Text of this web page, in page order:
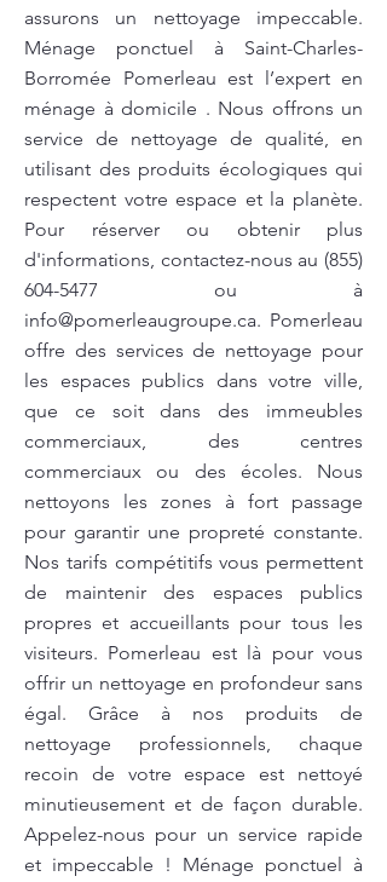
assurons un nettoyage impeccable.
Ménage ponctuel à Saint-Charles-
Borromée Pomerleau est l’expert en
ménage à domicile . Nous offrons un
service de nettoyage de qualité, en
utilisant des produits écologiques qui
respectent votre espace et la planète.
Pour réserver ou obtenir plus
d'informations, contactez-nous au (855)
604-5477 ou à
info@pomerleaugroupe.ca. Pomerleau
offre des services de nettoyage pour
les espaces publics dans votre ville,
que ce soit dans des immeubles
commerciaux, des centres
commerciaux ou des écoles. Nous
nettoyons les zones à fort passage
pour garantir une propreté constante.
Nos tarifs compétitifs vous permettent
de maintenir des espaces publics
propres et accueillants pour tous les
visiteurs. Pomerleau est là pour vous
offrir un nettoyage en profondeur sans
égal. Grâce à nos produits de
nettoyage professionnels, chaque
recoin de votre espace est nettoyé
minutieusement et de façon durable.
Appelez-nous pour un service rapide
et impeccable ! Ménage ponctuel à